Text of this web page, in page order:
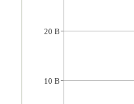
20 B
10 B